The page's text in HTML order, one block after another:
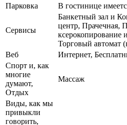
Парковка
В гостинице
Сервисы
Банкетный зал и
центр, Прачечная,
ксерокопирование
Торговый автомат
Веб
Интернет,
Спорт и, как
многие
думают,
Отдых
Массаж
Виды, как мы
привыкли
говорить,